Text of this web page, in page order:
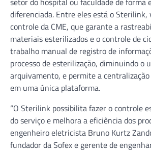
diferenciada. Entre eles está o Sterilink,
controle da CME, que garante a
materiais esterilizados e o controle de
trabalho manual de registro de
processo de esterilização, diminuindo o
arquivamento, e permite a
em uma única plataforma.
“O Sterilink possibilita fazer o controle
do serviço e melhora a eficiência dos
engenheiro eletricista Bruno Kurtz
fundador da Sofex e gerente de